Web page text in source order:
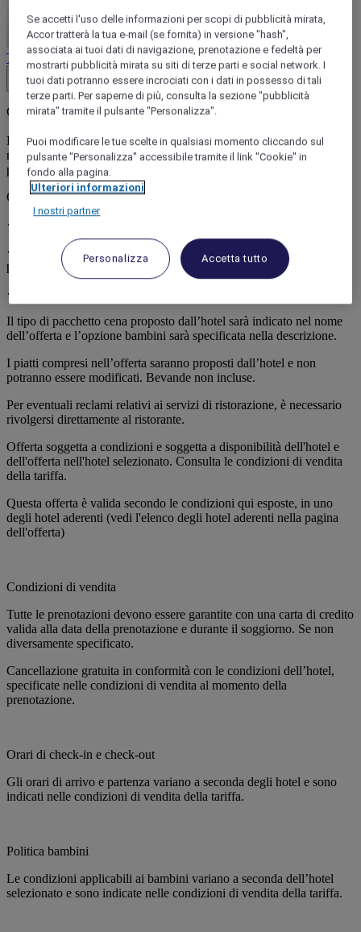
Termini e condizioni
Close button
Condizioni dell’offerta cena:
L’offerta comprende il pernottamento, la colazione e la cena per il
numero di persone selezionato dal cliente al momento della
prenotazione.
Ogni hotel proporrà uno dei seguenti pacchetti cena:
·cena a buffet;
·menù da 2 portate (antipasto + piatto principale oppure piatto
principale + dessert);
·menù da 3 portate (antipasto + piatto principale + dessert).
Il tipo di pacchetto cena proposto dall’hotel sarà indicato nel nome
dell’offerta e l’opzione bambini sarà specificata nella descrizione.
I piatti compresi nell’offerta saranno proposti dall’hotel e non
potranno essere modificati. Bevande non incluse.
Per eventuali reclami relativi ai servizi di ristorazione, è necessario
rivolgersi direttamente al ristorante.
Offerta soggetta a condizioni e soggetta a disponibilità dell'hotel e
dell'offerta nell'hotel selezionato. Consulta le condizioni di vendita
della tariffa.
Questa offerta è valida secondo le condizioni qui esposte, in uno
degli hotel aderenti (vedi l'elenco degli hotel aderenti nella pagina
dell'offerta)
Condizioni di vendita
Tutte le prenotazioni devono essere garantite con una carta di credito
valida alla data della prenotazione e durante il soggiorno. Se non
diversamente specificato.
Cancellazione gratuita in conformità con le condizioni dell’hotel,
specificate nelle condizioni di vendita al momento della
prenotazione.
Orari di check-in e check-out
Gli orari di arrivo e partenza variano a seconda degli hotel e sono
indicati nelle condizioni di vendita della tariffa.
Politica bambini
Le condizioni applicabili ai bambini variano a seconda dell’hotel
selezionato e sono indicate nelle condizioni di vendita della tariffa.
Se accetti l'uso delle informazioni per scopi di pubblicità mirata,
Accor tratterà la tua e-mail (se fornita) in versione "hash",
associata ai tuoi dati di navigazione, prenotazione e fedeltà per
mostrarti pubblicità mirata su siti di terze parti e social network. I
tuoi dati potranno essere incrociati con i dati in possesso di tali
terze parti. Per saperne di più, consulta la sezione "pubblicità
mirata" tramite il pulsante "Personalizza".
Puoi modificare le tue scelte in qualsiasi momento cliccando sul
pulsante "Personalizza" accessibile tramite il link "Cookie" in
fondo alla pagina.
Ulteriori informazioni
I nostri partner
Personalizza Accetta tutto